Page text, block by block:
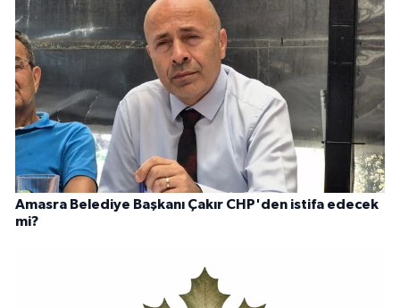
Amasra Belediye Başkanı Çakır CHP'den istifa edecek
mi?